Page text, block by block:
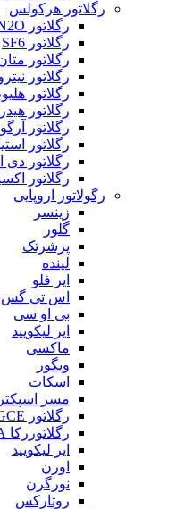
رگلاتور هرکولس
رگلاتور N2O
رگلاتور SF6
رگلاتور
رگلاتور
رگلاتور
رگلاتور
رگلاتور
رگلاتور
رگلاتور دی
رگلاتور
رگولاتور اروپایی
زینسر
گلور
پرشرتک
لینده
ایر فلو
اس تی گس
بی او سی
ایر لیکویید
ماکسی
ویگور
اسکات
مسر
رگلاتور GCE
رگلاتوررکا RECA
ایر لیکویید
اورن
نورگرن
روتارکس